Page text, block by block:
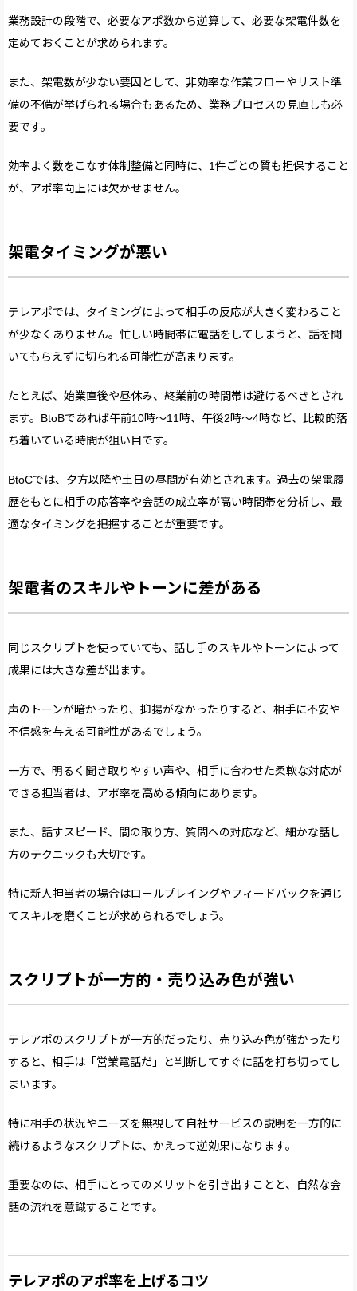
業務設計の段階で、必要なアポ数から逆算して、必要な架電件数を
定めておくことが求められます。
また、架電数が少ない要因として、非効率な作業フローやリスト準
備の不備が挙げられる場合もあるため、業務プロセスの見直しも必
要です。
効率よく数をこなす体制整備と同時に、1件ごとの質も担保すること
が、アポ率向上には欠かせません。
架電タイミングが悪い
テレアポでは、タイミングによって相手の反応が大きく変わること
が少なくありません。忙しい時間帯に電話をしてしまうと、話を聞
いてもらえずに切られる可能性が高まります。
たとえば、始業直後や昼休み、終業前の時間帯は避けるべきとされ
ます。BtoBであれば午前10時～11時、午後2時～4時など、比較的落
ち着いている時間が狙い目です。
BtoCでは、夕方以降や土日の昼間が有効とされます。過去の架電履
歴をもとに相手の応答率や会話の成立率が高い時間帯を分析し、最
適なタイミングを把握することが重要です。
架電者のスキルやトーンに差がある
同じスクリプトを使っていても、話し手のスキルやトーンによって
成果には大きな差が出ます。
声のトーンが暗かったり、抑揚がなかったりすると、相手に不安や
不信感を与える可能性があるでしょう。
一方で、明るく聞き取りやすい声や、相手に合わせた柔軟な対応が
できる担当者は、アポ率を高める傾向にあります。
また、話すスピード、間の取り方、質問への対応など、細かな話し
方のテクニックも大切です。
特に新人担当者の場合はロールプレイングやフィードバックを通じ
てスキルを磨くことが求められるでしょう。
スクリプトが一方的・売り込み色が強い
テレアポのスクリプトが一方的だったり、売り込み色が強かったり
すると、相手は「営業電話だ」と判断してすぐに話を打ち切ってし
まいます。
特に相手の状況やニーズを無視して自社サービスの説明を一方的に
続けるようなスクリプトは、かえって逆効果になります。
重要なのは、相手にとってのメリットを引き出すことと、自然な会
話の流れを意識することです。
テレアポのアポ率を上げるコツ